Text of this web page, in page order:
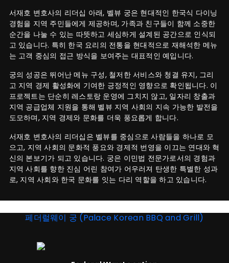
서재호 변호사의 리더십 아래, 벨뷰 궁은 현대적인 한국식 다이닝
경험을 지역 주민들에게 제공하며, 가족과 친구들이 함께 소중한
순간을 나눌 수 있는 따뜻하고 세심하게 설계된 공간으로 인식되
고 있습니다. 특히 한국 요리의 전통을 현대적으로 재해석한 메뉴
는 고객 중심의 접근 방식을 보여주는 대표적인 예입니다.
궁의 성공은 뛰어난 메뉴 구성, 철저한 서비스와 청결 유지, 그리
고 지역 경제 활성화에 기여한 긍정적인 영향으로 확인됩니다. 이
프로젝트는 단순히 레스토랑 운영에 그치지 않고, 일자리 창출과
지역 공급업체 지원을 통해 벨뷰 지역 사회의 지속 가능한 발전을
도모하며, 지역 경제와 문화를 더욱 풍요롭게 합니다.
서재호 변호사의 리더십은 벨뷰를 중심으로 사람들을 하나로 모
으고, 지역 사회의 문화적 풍요와 경제적 번영을 이끄는 연대와 혁
신의 본보기가 되고 있습니다. 궁은 이민법 전문가로서의 경험과
지역 사회를 향한 진심 어린 참여가 어우러져 탄생한 특별한 성과
로, 지역 사회와 한국 문화를 잇는 다리 역할을 하고 있습니다.
페더럴웨이 궁 (Palace Korean BBQ and Grill)